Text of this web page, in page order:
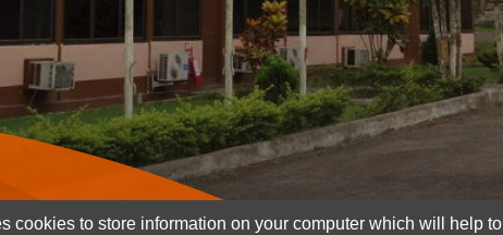
cookies to store information on your computer which will help to